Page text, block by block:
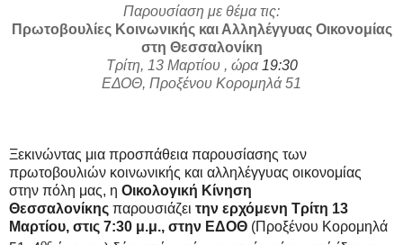
Παρουσίαση με θέμα τις:
Πρωτοβουλίες Κοινωνικής και Αλληλέγγυας Οικονομίας
στη Θεσσαλονίκη
Τρίτη, 13 Μαρτίου , ώρα19:30
ΕΔΟΘ, Προξένου Κορομηλά 51
Ξεκινώντας μια προσπάθεια παρουσίασης των
πρωτοβουλιών κοινωνικής και αλληλέγγυας οικονομίας
στην πόλη μας, η Οικολογική Κίνηση
Θεσσαλονίκης παρουσιάζει την ερχόμενη Τρίτη 13
Μαρτίου, στις 7:30 μ.μ., στην ΕΔΟΘ (Προξένου Κορομηλά